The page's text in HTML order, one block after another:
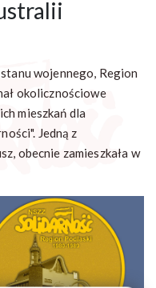
wojennego, Region
okolicznościowe
mieszkań dla
Jedną z
obecnie zamieszkała w